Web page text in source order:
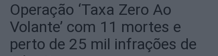
Operação ‘Taxa Zero Ao
Volante’ com 11 mortes e
perto de 25 mil infrações de